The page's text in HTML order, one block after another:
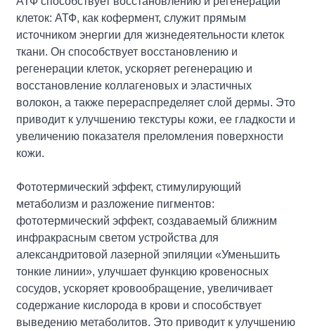
клеток: АТФ, как кофермент, служит прямым
источником энергии для жизнедеятельности клеток
ткани. Он способствует восстановлению и
регенерации клеток, ускоряет регенерацию и
восстановление коллагеновых и эластичных
волокон, а также перераспределяет слой дермы. Это
приводит к улучшению текстуры кожи, ее гладкости и
увеличению показателя преломления поверхности
кожи.
Фототермический эффект, стимулирующий
метаболизм и разложение пигментов:
фототермический эффект, создаваемый ближним
инфракрасным светом устройства для
александритовой лазерной эпиляции «Уменьшить
тонкие линии», улучшает функцию кровеносных
сосудов, ускоряет кровообращение, увеличивает
содержание кислорода в крови и способствует
выведению метаболитов. Это приводит к улучшению